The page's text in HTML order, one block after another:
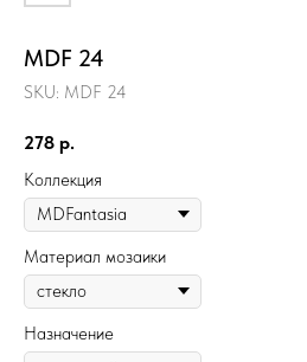
MDF 24
SKU: MDF 24
278 р.
Коллекция
Материал мозаики
Назначение